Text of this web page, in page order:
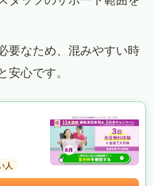
要なため、混みやすい時
心です。
人